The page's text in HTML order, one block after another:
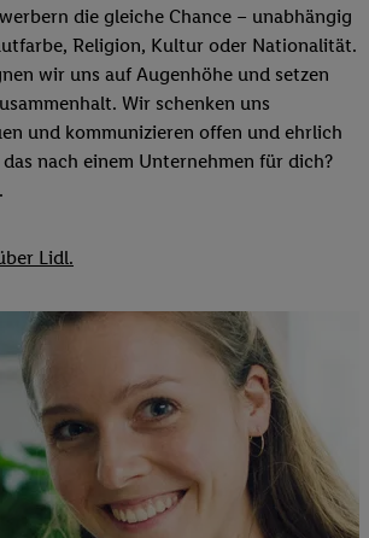
die gleiche Chance – unabhängig
Religion, Kultur oder Nationalität.
wir uns auf Augenhöhe und setzen
Wir schenken uns
und kommunizieren offen und ehrlich
nach einem Unternehmen für dich?
Lidl.